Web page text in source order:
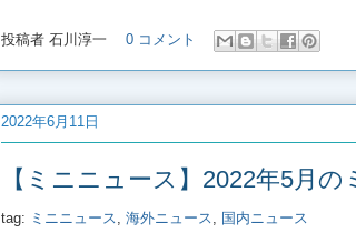
投稿者 石川淳一 0 コメント
2022年6月11日
【ミニニュース】2022年5月の
tag: ミニニュース 海外ニュース 国内ニュース